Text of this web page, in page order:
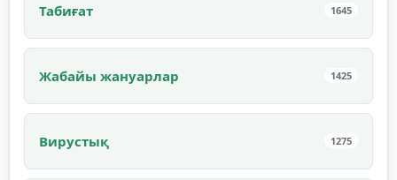
Табиғат 1645
Жабайы жануарлар 1425
Вирустық 1275